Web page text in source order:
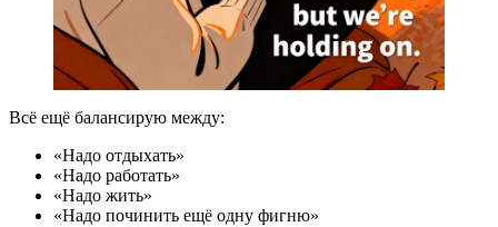
Всё ещё балансирую между:
«Надо отдыхать»
«Надо работать»
«Надо жить»
«Надо починить ещё одну фигню»